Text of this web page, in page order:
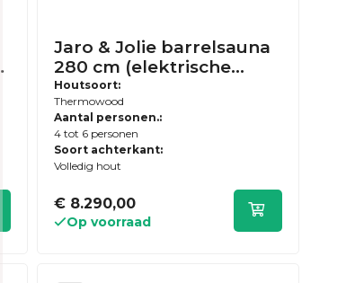
Jaro & Jolie barrelsauna
280 cm (elektrische
kachel en houten
achterwand) -
Thermowood - inclusief
dakshingles en elzen
vloer
Houtsoort:
Thermowood
Aantal personen.:
4 tot 6 personen
Soort achterkant:
Volledig hout
€ 8.290,00
Op voorraad